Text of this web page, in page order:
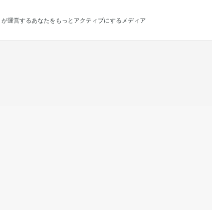
が運営するあなたをもっとアクティブにするメディア